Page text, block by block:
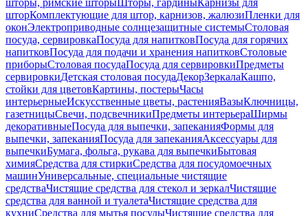
шторы, римские шторыШторы, гардиныКарнизы для
шторКомплектующие для штор, карнизов, жалюзиПленки для
оконЭлектроприводные солнцезащитные системыСтоловая
посуда, сервировкаПосуда для напитковПосуда для горячих
напитковПосуда для подачи и хранения напитковСтоловые
приборыСтоловая посудаПосуда для сервировкиПредметы
сервировкиДетская столовая посудаДекорЗеркалаКашпо,
стойки для цветовКартины, постерыЧасы
интерьерныеИскусственные цветы, растенияВазыКлючницы,
газетницыСвечи, подсвечникиПредметы интерьераШирмы
декоративныеПосуда для выпечки, запеканияФормы для
выпечки, запеканияПосуда для запеканияАксессуары для
выпечкиБумага, фольга, рукава для выпечкиБытовая
химияСредства для стиркиСредства для посудомоечных
машинУниверсальные, специальные чистящие
средстваЧистящие средства для стекол и зеркалЧистящие
средства для ванной и туалетаЧистящие средства для
кухниСредства для мытья посудыЧистящие средства для